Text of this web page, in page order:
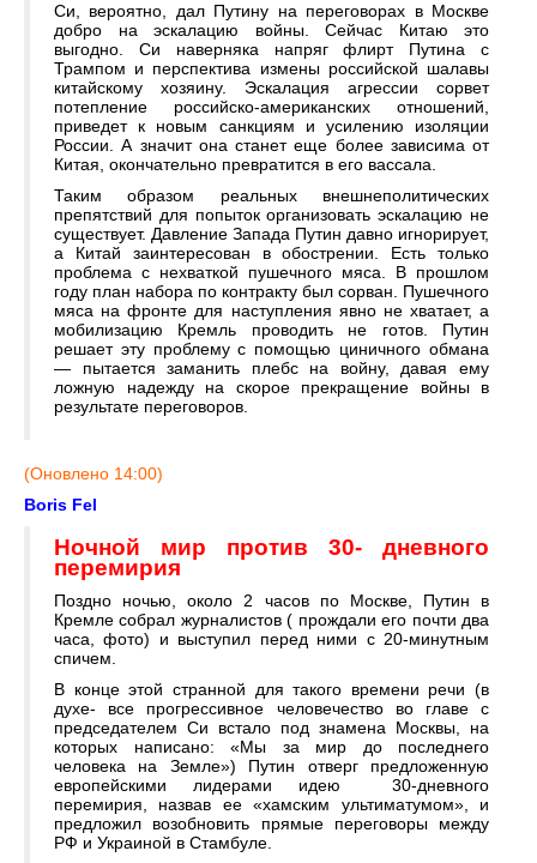
Си, вероятно, дал Путину на переговорах в Москве
добро на эскалацию войны. Сейчас Китаю это
выгодно. Си наверняка напряг флирт Путина с
Трампом и перспектива измены российской шалавы
китайскому хозяину. Эскалация агрессии сорвет
потепление российско-американских отношений,
приведет к новым санкциям и усилению изоляции
России. А значит она станет еще более зависима от
Китая, окончательно превратится в его вассала.
Таким образом реальных внешнеполитических
препятствий для попыток организовать эскалацию не
существует. Давление Запада Путин давно игнорирует,
а Китай заинтересован в обострении. Есть только
проблема с нехваткой пушечного мяса. В прошлом
году план набора по контракту был сорван. Пушечного
мяса на фронте для наступления явно не хватает, а
мобилизацию Кремль проводить не готов. Путин
решает эту проблему с помощью циничного обмана
— пытается заманить плебс на войну, давая ему
ложную надежду на скорое прекращение войны в
результате переговоров.
(Оновлено 14:00)
Boris Fel
Ночной мир против 30- дневного
перемирия
Поздно ночью, около 2 часов по Москве, Путин в
Кремле собрал журналистов ( прождали его почти два
часа, фото) и выступил перед ними с 20-минутным
спичем.
В конце этой странной для такого времени речи (в
духе- все прогрессивное человечество во главе с
председателем Си встало под знамена Москвы, на
которых написано: «Мы за мир до последнего
человека на Земле») Путин отверг предложенную
европейскими лидерами идею 30-дневного
перемирия, назвав ее «хамским ультиматумом», и
предложил возобновить прямые переговоры между
РФ и Украиной в Стамбуле.